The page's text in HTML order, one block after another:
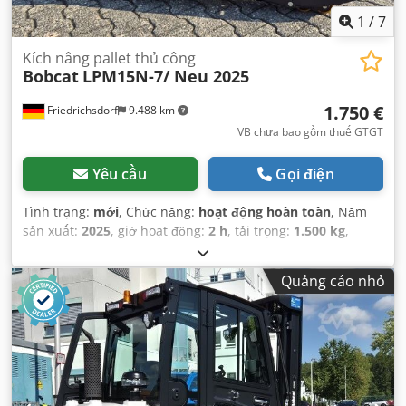
1 /7
Friedrichsdorf 9.488 km
Kích nâng pallet thủ công
Bobcat LPM15N-7/ Neu 2025
1.750 €
VB chưa bao gồm thuế GTGT
Yêu cầu Gọi điện
Tình trạng: mới, Chức năng: hoạt động hoàn toàn, Năm
sản xuất: 2025, giờ hoạt động: 2 h, tải trọng: 1.500 kg,
, loại nhiên liệu:
xây dựng:1.160 mm, chiều dài càng:1.150 mm, trọng
lượng không tải:123 kg, tổng chiều dài:1.530 mm , loại
truyền động:Elektro, chiều rộng xây dựng:540 mm,
Quảng cáo nhỏ